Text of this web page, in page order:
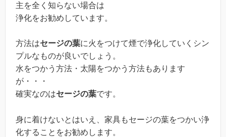
主を全く知らない場合は
浄化をお勧めしています。
方法はセージの葉に火をつけて煙で浄化していくシン
プルなものが良いでしょう。
水をつかう方法・太陽をつかう方法もあります
が・・・
確実なのはセージの葉です。
身に着けないとはいえ、家具もセージの葉をつかい浄
化することをお勧めします。